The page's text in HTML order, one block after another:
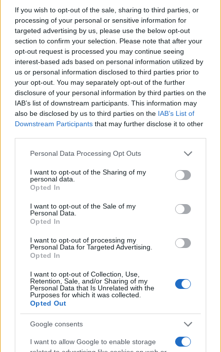
If you wish to opt-out of the sale, sharing to third parties, or
processing of your personal or sensitive information for
targeted advertising by us, please use the below opt-out
section to confirm your selection. Please note that after your
opt-out request is processed you may continue seeing
interest-based ads based on personal information utilized by
us or personal information disclosed to third parties prior to
your opt-out. You may separately opt-out of the further
disclosure of your personal information by third parties on the
IAB’s list of downstream participants. This information may
also be disclosed by us to third parties on the IAB’s List of
Downstream Participants that may further disclose it to other
Please note that this website/app uses one or more Google
not limited to your visit or usage behaviour. You may click to
grant or deny consent to Google and its third-party tags to
use your data for below specified purposes in below Google
consent section.
Personal Data Processing Opt Outs
I want to opt-out of the Sharing of my
personal data.
Opted In
I want to opt-out of the Sale of my
Personal Data.
Opted In
I want to opt-out of processing my
Personal Data for Targeted Advertising.
Opted In
I want to opt-out of Collection, Use,
Retention, Sale, and/or Sharing of my
Personal Data that Is Unrelated with the
Purposes for which it was collected.
Opted Out
Google consents
I want to allow Google to enable storage
Νησιά Ιονίου, Ήπειρος, δυτική Στερεά Ελλάδα,